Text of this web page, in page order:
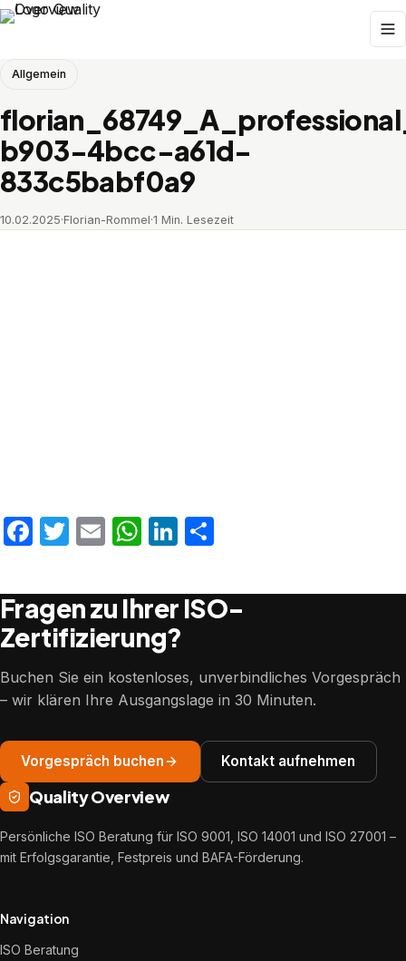
Allgemein
b903-4bcc-a61d-
833c5babf0a9
10.02.2025·Florian-Rommel·1 Min. Lesezeit
Facebook
Twitter
EmailWhatsApp
LinkedIn
Fragen zu Ihrer ISO-
Zertifizierung?
Buchen Sie ein kostenloses, unverbindliches Vorgespräch
– wir klären Ihre Ausgangslage in 30 Minuten.
Vorgespräch buchen Kontakt aufnehmen
Quality Overview
Persönliche ISO Beratung für ISO 9001, ISO 14001 und ISO 27001 –
mit Erfolgsgarantie, Festpreis und BAFA-Förderung.
Navigation
ISO Beratung